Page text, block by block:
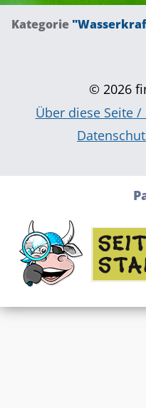
Kategorie
© 2026
Über diese Seite